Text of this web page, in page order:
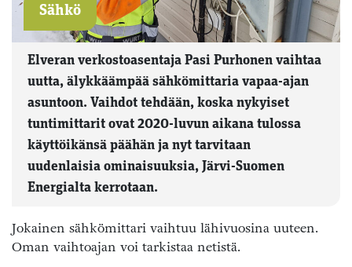
Sähkö
Elveran verkostoasentaja Pasi Purhonen vaihtaa
uutta, älykkäämpää sähkömittaria vapaa-ajan
asuntoon. Vaihdot tehdään, koska nykyiset
tuntimittarit ovat 2020-luvun aikana tulossa
käyttöikänsä päähän ja nyt tarvitaan
uudenlaisia ominaisuuksia, Järvi-Suomen
Energialta kerrotaan.
Jokainen sähkömittari vaihtuu lähivuosina uuteen.
Oman vaihtoajan voi tarkistaa netistä.